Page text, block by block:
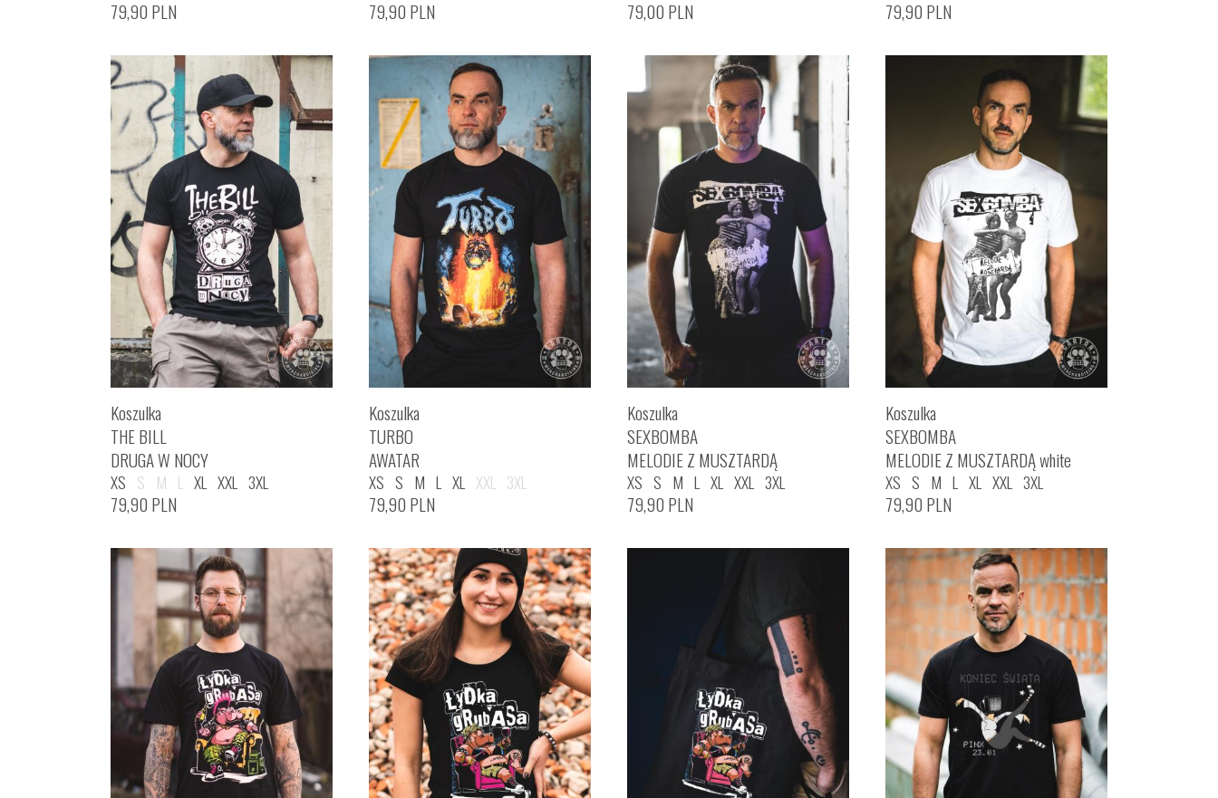
79,90 PLN 79,90 PLN 79,00 PLN 79,90 PLN
Koszulka
THE BILL
DRUGA W NOCY
XS S M L XL XXL 3XL
79,90 PLN
Koszulka
TURBO
AWATAR
XS S M L XL XXL 3XL
79,90 PLN
Koszulka
SEXBOMBA
MELODIE Z MUSZTARDĄ
XS S M L XL XXL 3XL
79,90 PLN
Koszulka
SEXBOMBA
MELODIE Z MUSZTARDĄ white
XS S M L XL XXL 3XL
79,90 PLN